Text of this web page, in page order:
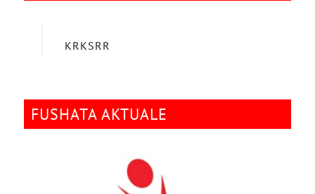
KRKSRR
FUSHATA AKTUALE